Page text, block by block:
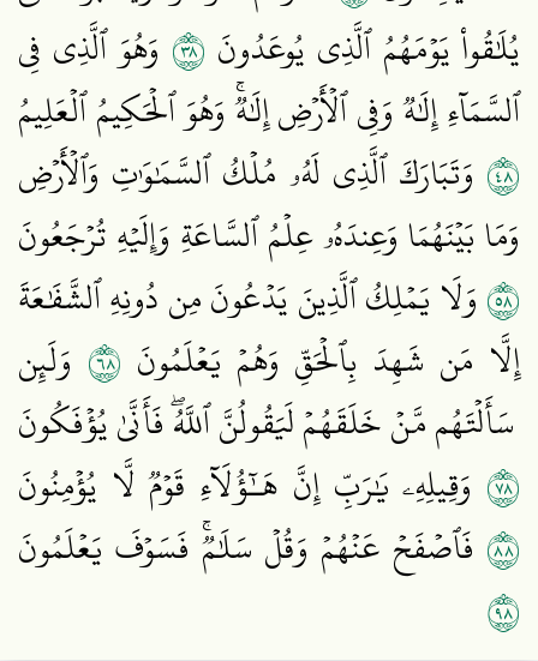
يُلَٰقُواْ يَوۡمَهُمُ ٱلَّذِي يُوعَدُونَ ٨٣ وَهُوَ ٱلَّذِي فِي
ٱلسَّمَآءِ إِلَٰهٞ وَفِي ٱلۡأَرۡضِ إِلَٰهٞۚ وَهُوَ ٱلۡحَكِيمُ ٱلۡعَلِيمُ
٨٤ وَتَبَارَكَ ٱلَّذِي لَهُۥ مُلۡكُ ٱلسَّمَٰوَٰتِ وَٱلۡأَرۡضِ
وَمَا بَيۡنَهُمَا وَعِندَهُۥ عِلۡمُ ٱلسَّاعَةِ وَإِلَيۡهِ تُرۡجَعُونَ
٨٥وَلَا يَمۡلِكُ ٱلَّذِينَ يَدۡعُونَ مِن دُونِهِ ٱلشَّفَٰعَةَ
إِلَّا مَن شَهِدَ بِٱلۡحَقِّ وَهُمۡ يَعۡلَمُونَ ٨٦ وَلَئِن
سَأَلۡتَهُم مَّنۡ خَلَقَهُمۡ لَيَقُولُنَّ ٱللَّهُۖ فَأَنَّىٰ يُؤۡفَكُونَ
٨٧ وَقِيلِهِۦ يَٰرَبِّ إِنَّ هَـٰٓؤُلَآءِ قَوۡمٞ لَّا يُؤۡمِنُونَ
٨٨ فَٱصۡفَحۡ عَنۡهُمۡ وَقُلۡ سَلَٰمٞۚ فَسَوۡفَ يَعۡلَمُونَ
٨٩